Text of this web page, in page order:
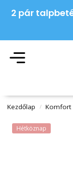
2 pár
Kezdőlap / Komfort
Hétköznap